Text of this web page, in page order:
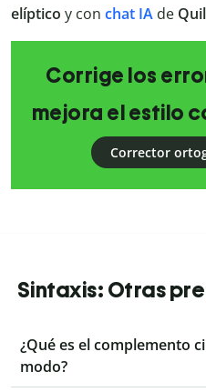
elíptico y con chat IA de
Corrige los
mejora el estilo
Corrector
Sintaxis: Otras
¿Qué es el complemento
modo?